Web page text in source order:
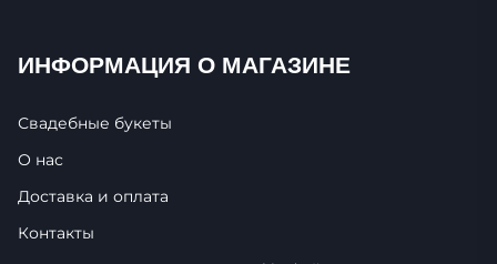
ИНФОРМАЦИЯ О МАГАЗИНЕ
Свадебные букеты
О нас
Доставка и оплата
Контакты